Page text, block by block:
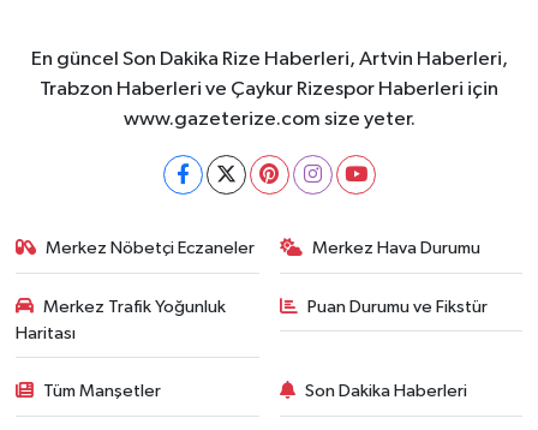
En güncel Son Dakika Rize Haberleri, Artvin Haberleri,
Trabzon Haberleri ve Çaykur Rizespor Haberleri için
www.gazeterize.com size yeter.
Merkez Nöbetçi Eczaneler Merkez Hava Durumu
Merkez Trafik Yoğunluk
Haritası
Puan Durumu ve Fikstür
Tüm Manşetler Son Dakika Haberleri